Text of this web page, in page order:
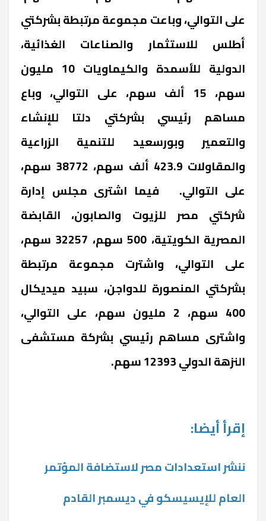
على التوالي، وباعت مجموعة مرتبطة بشركتي
أطلس للاستثمار والصناعات الغذائية،
الدولية للأسمدة والكيماويات 10 مليون
سهم، 15 ألف سهم، على التوالي، وباع
مساهم رئيسي بشركتي دلتا للإنشاء
والتعمير وبورسعيد للتنمية الزراعية
والمقاولات 423.9 ألف سهم، 38772 سهم،
على التوالي. فيما اشترى مجلس إدارة
شركتي مصر للزيوت والصابون، القابضة
المصرية الكويتية، 500 سهم، 32257 سهم،
على التوالي، واشترت مجموعة مرتبطة
بشركتي المنصورة للدواجن، سبيد ميديكال
400 سهم، 2 مليون سهم، على التوالي،
واشترى مساهم رئيسي بشركة مستشفى
النزهة الدولي 12393 سهم.
إقرأ أيضا:
ننشر استعدادات مصر لاستضافة المؤتمر
العام للإيسيسكو في ديسمبر القادم